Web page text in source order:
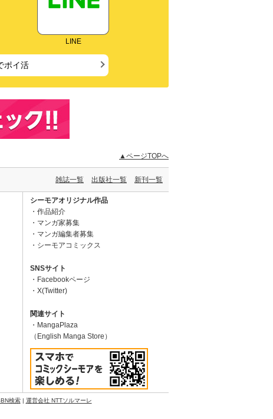
LINE
ポイ活
▲ページTOPへ
雑誌一覧 出版社一覧 新刊一覧
シーモアオリジナル作品
作品紹介
マンガ家募集
マンガ編集者募集
シーモアコミックス
SNSサイト
Facebookページ
X(Twitter)
関連サイト
MangaPlaza
（English Manga Store）
検索| 運営会社 NTTソルマーレ